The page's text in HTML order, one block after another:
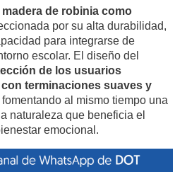
madera de robinia como
por su alta durabilidad,
para integrarse de
escolar. El diseño del
de los usuarios
terminaciones suaves y
fomentando al mismo tiempo una
naturaleza que beneficia el
emocional.